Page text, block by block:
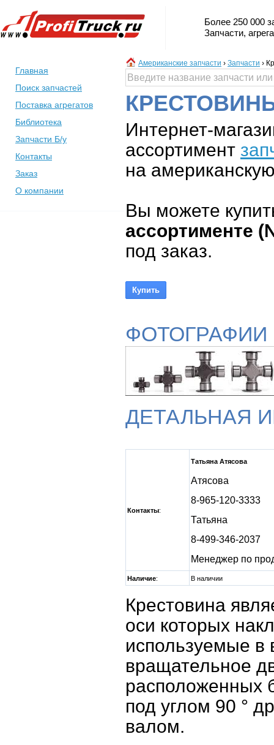
Более 250 000
Запчасти,
Главная
Поиск запчастей
Поставка агрегатов
Библиотека
Запчасти Б/у
Контакты
Заказ
О компании
Американские запчасти › Запчасти ›
Интернет-
ассортимент
на
Вы можете
ассортименте
под заказ.
ФОТОГРАФИИ
ДЕТАЛЬНАЯ
Контакты:
Татьяна Атясова
Атясова
8-965-120-3333
Татьяна
8-499-346-2037
Менеджер по
Наличие: В наличии
Крестовина
оси которых
используемые в
вращательное
расположенных
под углом 90 °
валом.